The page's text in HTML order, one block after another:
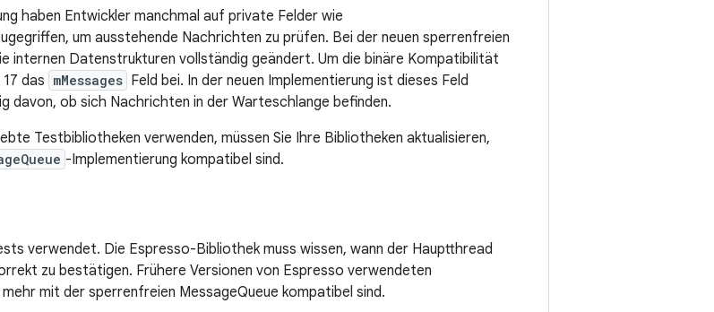
haben Entwickler manchmal auf private Felder wie
um ausstehende Nachrichten zu prüfen. Bei der neuen sperrenfreien
internen Datenstrukturen vollständig geändert. Um die binäre Kompatibilität
das mMessages Feld bei. In der neuen Implementierung ist dieses Feld
davon, ob sich Nachrichten in der Warteschlange befinden.
Testbibliotheken verwenden, müssen Sie Ihre Bibliotheken aktualisieren,
-Implementierung kompatibel sind.
verwendet. Die Espresso-Bibliothek muss wissen, wann der Hauptthread
zu bestätigen. Frühere Versionen von Espresso verwendeten
mit der sperrenfreien MessageQueue kompatibel sind.